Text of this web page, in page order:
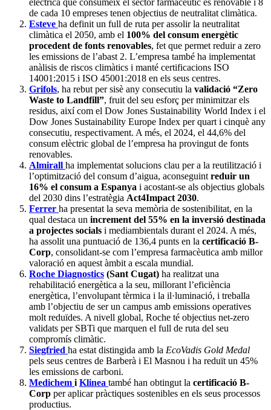
de cada 10 empreses tenen objectius de neutralitat climàtica.
Esteve ha definit un full de ruta per assolir la neutralitat
climàtica el 2050, amb el 100% del consum energètic
procedent de fonts renovables, fet que permet reduir a zero
les emissions de l’abast 2. L’empresa també ha implementat
anàlisis de riscos climàtics i manté certificacions ISO
14001:2015 i ISO 45001:2018 en els seus centres.
Grifols, ha rebut per sisè any consecutiu la validació “Zero
Waste to Landfill”, fruit del seu esforç per minimitzar els
residus, així com el Dow Jones Sustainability World Index i el
Dow Jones Sustainability Europe Index per quart i cinquè any
consecutiu, respectivament. A més, el 2024, el 44,6% del
consum elèctric global de l’empresa ha provingut de fonts
renovables.
Almirall ha implementat solucions clau per a la reutilització i
l’optimització del consum d’aigua, aconseguint reduir un
16% el consum a Espanya i acostant-se als objectius globals
del 2030 dins l’estratègia Act4Impact 2030.
Ferrer ha presentat la seva memòria de sostenibilitat, en la
qual destaca un increment del 55% en la inversió destinada
a projectes socials i mediambientals durant el 2024. A més,
ha assolit una puntuació de 136,4 punts en la certificació B-
Corp, consolidant-se com l’empresa farmacèutica amb millor
valoració en aquest àmbit a escala mundial.
Roche Diagnostics (Sant Cugat) ha realitzat una
rehabilitació energètica a la seu, millorant l’eficiència
energètica, l’envolupant tèrmica i la il·luminació, i treballa
amb l’objectiu de ser un campus amb emissions operatives
molt reduïdes. A nivell global, Roche té objectius net-zero
validats per SBTi que marquen el full de ruta del seu
compromís climàtic.
Siegfried ha estat distingida amb la EcoVadis Gold Medal
pels seus centres de Barberà i El Masnou i ha reduït un 45%
les emissions de carboni.
Medichem i Klinea també han obtingut la certificació B-
Corp per aplicar pràctiques sostenibles en els seus processos
productius.